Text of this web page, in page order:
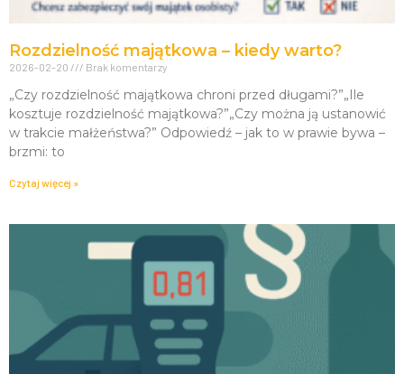
Rozdzielność majątkowa – kiedy warto?
2026-02-20 Brak komentarzy
„Czy rozdzielność majątkowa chroni przed długami?”„Ile
kosztuje rozdzielność majątkowa?”„Czy można ją ustanowić
w trakcie małżeństwa?” Odpowiedź – jak to w prawie bywa –
brzmi: to
Czytaj więcej »